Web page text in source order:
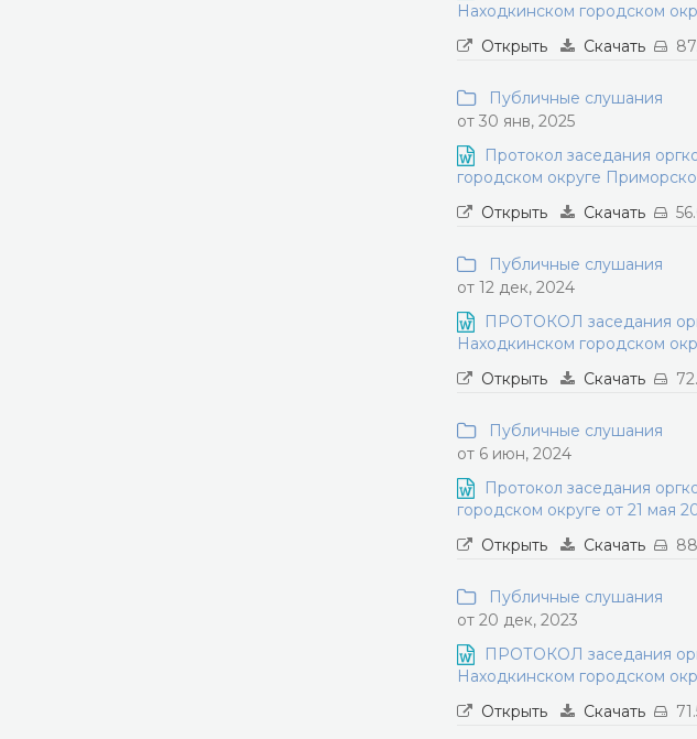
Находкинском городском
Открыть
Скачать
Публичные слушания
от 30 янв, 2025
Протокол заседания
городском округе
Открыть
Скачать
Публичные слушания
от 12 дек, 2024
ПРОТОКОЛ заседания
Находкинском городском
Открыть
Скачать
Публичные слушания
от 6 июн, 2024
Протокол заседания
городском округе от 21 мая
Открыть
Скачать
Публичные слушания
от 20 дек, 2023
ПРОТОКОЛ заседания
Находкинском городском
Открыть
Скачать